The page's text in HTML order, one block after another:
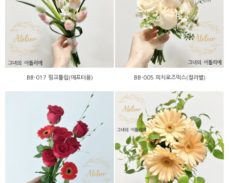
BB-017 핑크튤립(애프터
용)
BB-017 핑크튤립(애프터용)
BB-005 피치로즈믹스(컬러
별)
BB-005 피치로즈믹스(컬러별)
미니-011 레드로즈
BA-010 피치거베라(컬러
별)